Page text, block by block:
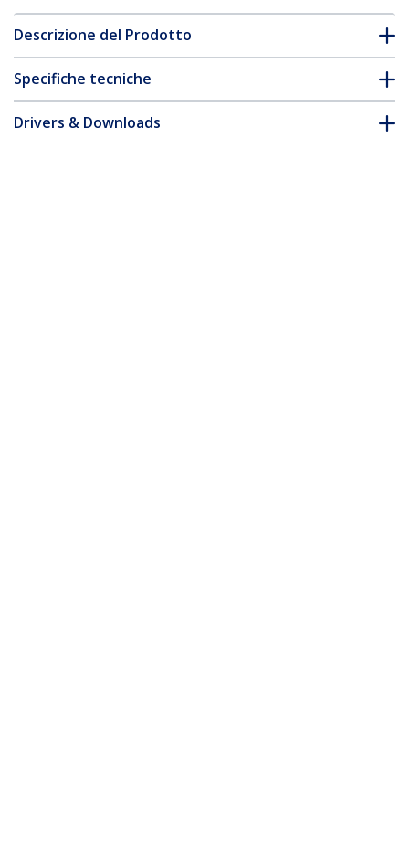
Descrizione del Prodotto
Specifiche tecniche
Drivers & Downloads